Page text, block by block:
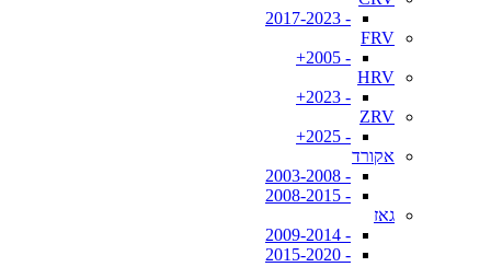
- 2017-2023
FRV
- 2005+
HRV
- 2023+
ZRV
- 2025+
אקורד
- 2003-2008
- 2008-2015
גאז
- 2009-2014
- 2015-2020